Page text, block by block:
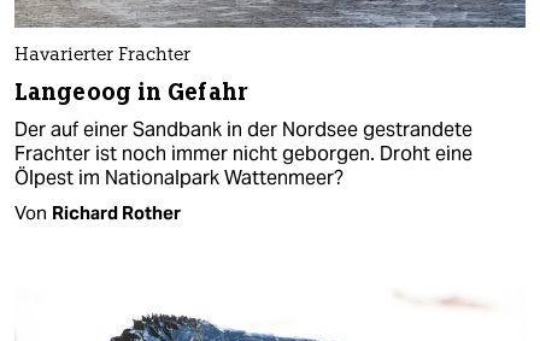
Havarierter Frachter
Langeoog in Gefahr
Der auf einer Sandbank in der Nordsee gestrandete
Frachter ist noch immer nicht geborgen. Droht eine
Ölpest im Nationalpark Wattenmeer?
Von Richard Rother